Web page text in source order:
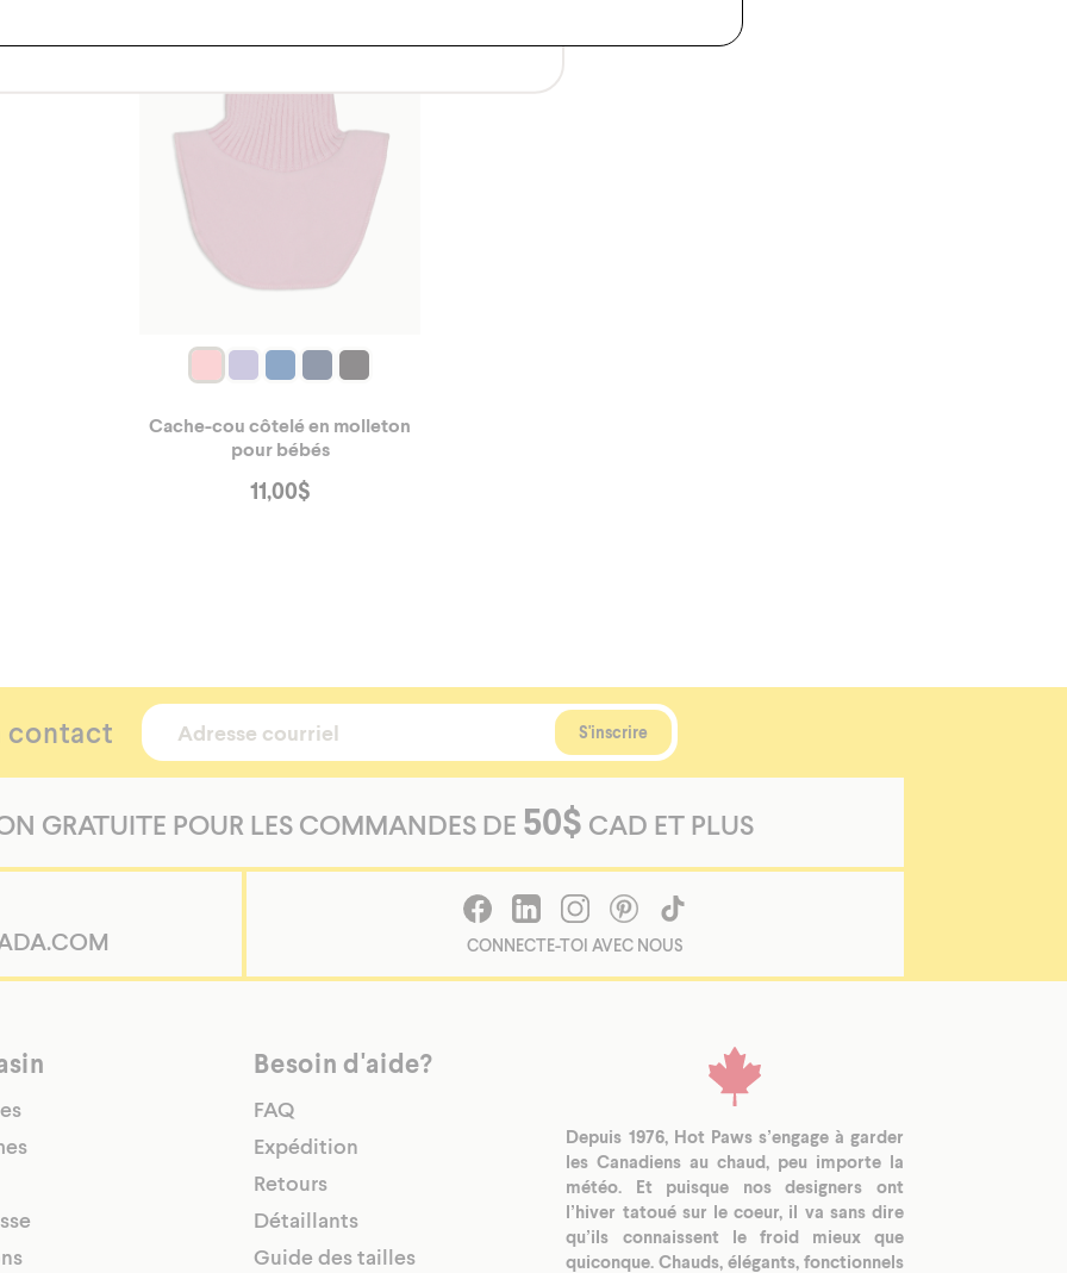
Cache-cou côtelé en molleton
pour bébés
11,00$
contact
GRATUITE POUR LES COMMANDES DE 50$ CAD ET PLUS
CONNECTE-TOI AVEC NOUS
Besoin d'aide?
FAQ
Expédition
Retours
Détaillants
Guide des tailles
Depuis 1976, Hot Paws s’engage à garder
les Canadiens au chaud, peu importe la
météo. Et puisque nos designers ont
l’hiver tatoué sur le coeur, il va sans dire
qu’ils connaissent le froid mieux que
quiconque. Chauds, élégants, fonctionnels